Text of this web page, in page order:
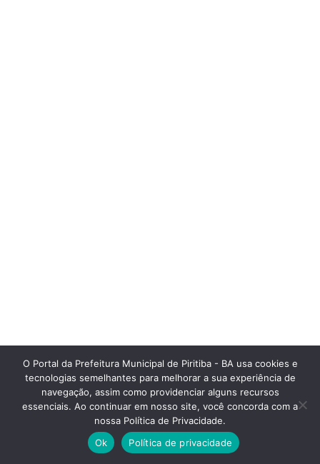
O Portal da Prefeitura Municipal de Piritiba - BA usa cookies e
tecnologias semelhantes para melhorar a sua experiência de
navegação, assim como providenciar alguns recursos
essenciais. Ao continuar em nosso site, você concorda com a
nossa Política de Privacidade.
Ok
Política de privacidade